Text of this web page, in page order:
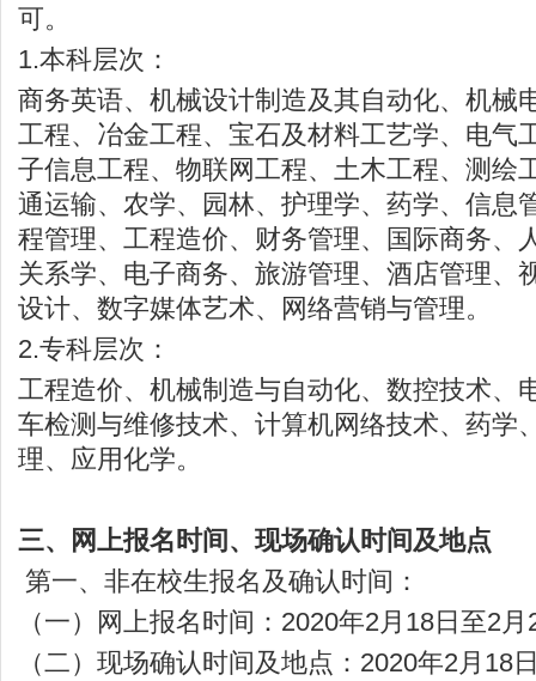
可。
1.本科层次：
商务英语、机械设计制造及其自动化、机械
工程、冶金工程、宝石及材料工艺学、电气
子信息工程、物联网工程、土木工程、测绘
通运输、农学、园林、护理学、药学、信息
程管理、工程造价、财务管理、国际商务、
关系学、电子商务、旅游管理、酒店管理、
设计、数字媒体艺术、网络营销与管理。
2.专科层次：
工程造价、机械制造与自动化、数控技术、
车检测与维修技术、计算机网络技术、药学
理、应用化学。
三、网上报名时间、现场确认时间及地点
第一、非在校生报名及确认时间：
（一）网上报名时间：2020年2月18日至2
（二）现场确认时间及地点：2020年2月18